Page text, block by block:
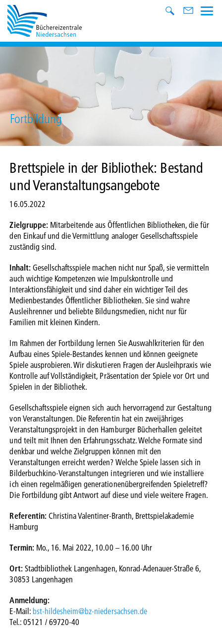
Fortbildung
Brettspiele in der Bibliothek: Bestand
und Veranstaltungsangebote
16.05.2022
Zielgruppe: Mitarbeitende aus Öffentlichen Bibliotheken, die für
den Einkauf und die Vermittlung analoger Gesellschaftsspiele
zuständig sind.
Inhalt: Gesellschaftsspiele machen nicht nur Spaß, sie vermitteln
auch wichtige Kompetenzen wie Impulskontrolle und
Interaktionsfähigkeit und sind daher ein wichtiger Teil des
Medienbestandes Öffentlicher Bibliotheken. Sie sind wahre
Ausleihrenner und beliebte Bildungsmedien, nicht nur für
Familien mit kleinen Kindern.
Im Rahmen der Fortbildung lernen Sie Auswahlkriterien für den
Aufbau eines Spiele-Bestandes kennen und können geeignete
Spiele ausprobieren. Wir diskutieren Fragen der Ausleihpraxis wie
Kontrolle auf Vollständigkeit, Präsentation der Spiele vor Ort und
Spielen in der Bibliothek.
Gesellschaftsspiele eignen sich auch hervorragend zur Gestaltung
von Veranstaltungen. Die Referentin hat ein zweijähriges
Veranstaltungsprojekt in den Hamburger Bücherhallen geleitet
und teilt mit Ihnen den Erfahrungsschatz. Welche Formate sind
denkbar und welche Zielgruppen können mit den
Veranstaltungen erreicht werden? Welche Spiele lassen sich in
Bilderbuchkino-Veranstaltungen integrieren und wie installiere
ich einen regelmäßigen generationenübergreifenden Spieletreff?
Die Fortbildung gibt Antwort auf diese und viele weitere Fragen.
Referentin: Christina Valentiner-Branth, Brettspielakademie
Hamburg
Termin: Mo., 16. Mai 2022, 10.00 – 16.00 Uhr
Ort: Stadtbibliothek Langenhagen, Konrad-Adenauer-Straße 6,
30853 Langenhagen
Anmeldung:
E-Mail:bst-hildesheim@bz-niedersachsen.de
Tel.: 05121 / 69720-40